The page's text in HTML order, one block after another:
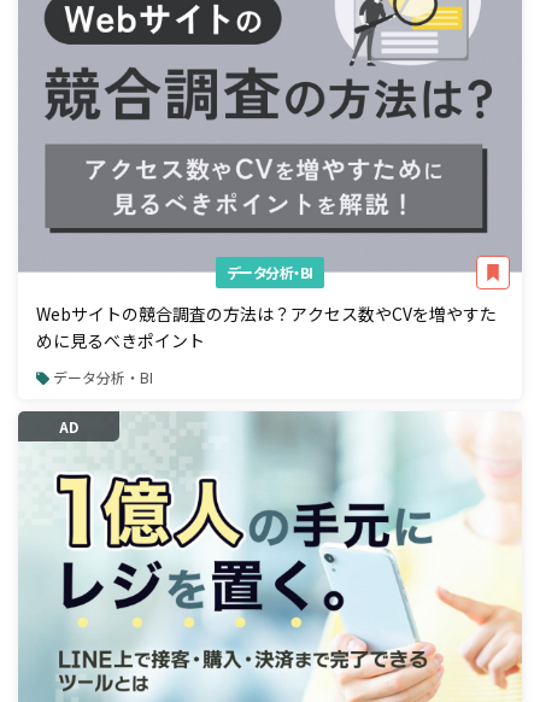
データ分析・BI
Webサイトの競合調査の方法は？アクセス数やCVを増やすた
めに見るべきポイント
データ分析・BI
AD